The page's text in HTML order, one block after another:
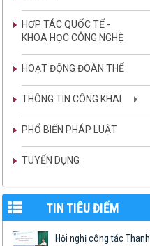
HỢP TÁC QUỐC TẾ -
KHOA HỌC CÔNG NGHỆ
HOẠT ĐỘNG ĐOÀN THỂ
THÔNG TIN CÔNG KHAI
PHỔ BIẾN PHÁP LUẬT
TUYỂN DỤNG
TIN TIÊU ĐIỂM
Hội nghị công tác Thanh